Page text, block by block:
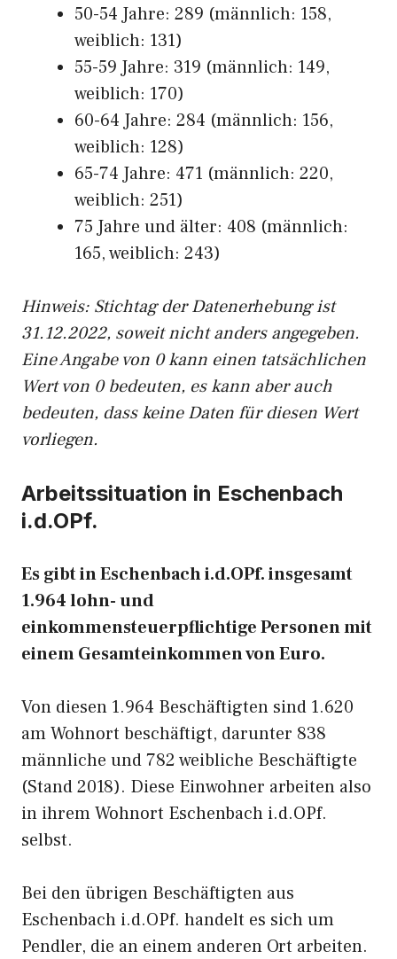
50-54 Jahre: 289 (männlich: 158,
weiblich: 131)
55-59 Jahre: 319 (männlich: 149,
weiblich: 170)
60-64 Jahre: 284 (männlich: 156,
weiblich: 128)
65-74 Jahre: 471 (männlich: 220,
weiblich: 251)
75 Jahre und älter: 408 (männlich:
165, weiblich: 243)
Hinweis: Stichtag der Datenerhebung ist
31.12.2022, soweit nicht anders angegeben.
Eine Angabe von 0 kann einen tatsächlichen
Wert von 0 bedeuten, es kann aber auch
bedeuten, dass keine Daten für diesen Wert
vorliegen.
Arbeitssituation in Eschenbach
i.d.OPf.
Es gibt in Eschenbach i.d.OPf. insgesamt
1.964 lohn- und
einkommensteuerpflichtige Personen mit
einem Gesamteinkommen von Euro.
Von diesen 1.964 Beschäftigten sind 1.620
am Wohnort beschäftigt, darunter 838
männliche und 782 weibliche Beschäftigte
(Stand 2018). Diese Einwohner arbeiten also
in ihrem Wohnort Eschenbach i.d.OPf.
selbst.
Bei den übrigen Beschäftigten aus
Eschenbach i.d.OPf. handelt es sich um
Pendler, die an einem anderen Ort arbeiten.